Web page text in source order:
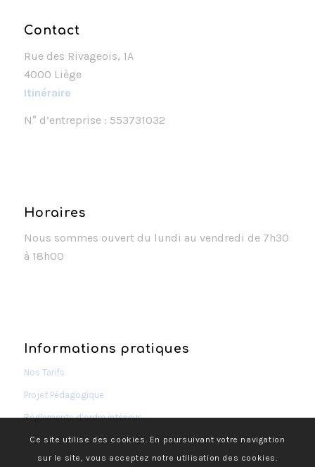
Contact
Rue des Rivageois, 1A
4000 Liège
Itinéraire
N° d’entreprise : 553731032
Horaires
Nous sommes ouvert du lundi au vendredi de 7h30
à 18h00
Informations pratiques
Nos Tarifs
Projet Pédagogique
Règlements d’ordre intérieur
Ce site utilise des cookies. En poursuivant votre navigation
sur le site, vous acceptez notre utilisation des cookies.